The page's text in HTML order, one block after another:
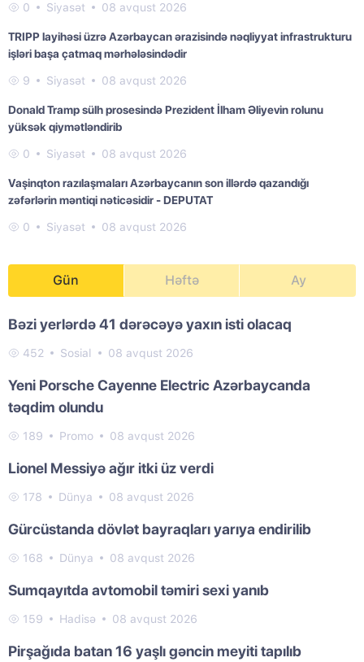
0 Siyasət 08 avqust 2026
TRIPP layihəsi üzrə Azərbaycan ərazisində nəqliyyat infrastrukturu
işləri başa çatmaq mərhələsindədir
9 Siyasət 08 avqust 2026
Donald Tramp sülh prosesində Prezident İlham Əliyevin rolunu
yüksək qiymətləndirib
0 Siyasət 08 avqust 2026
Vaşinqton razılaşmaları Azərbaycanın son illərdə qazandığı
zəfərlərin məntiqi nəticəsidir - DEPUTAT
0 Siyasət 08 avqust 2026
Gün Həftə Ay
Bəzi yerlərdə 41 dərəcəyə yaxın isti olacaq
452 Sosial 08 avqust 2026
Yeni Porsche Cayenne Electric Azərbaycanda
təqdim olundu
189 Promo 08 avqust 2026
Lionel Messiyə ağır itki üz verdi
178 Dünya 08 avqust 2026
Gürcüstanda dövlət bayraqları yarıya endirilib
168 Dünya 08 avqust 2026
Sumqayıtda avtomobil təmiri sexi yanıb
159 Hadisə 08 avqust 2026
Pirşağıda batan 16 yaşlı gəncin meyiti tapılıb